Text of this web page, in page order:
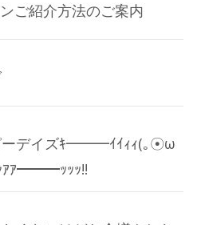
ご紹介方法のご案内
ーデイズｷ━━━ｲｲｨｨ(｡☉ω
ｱｱ━━━ｯｯｯ!!